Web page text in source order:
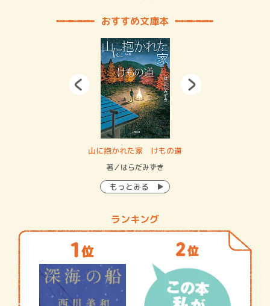
おすすめ文庫本
山に抱かれた家 けもの道
著／はらだみずき
もっとみる
ランキング